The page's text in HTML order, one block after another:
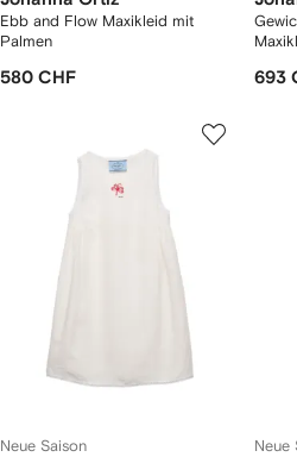
Ebb and Flow Maxikleid mit
Palmen
580 CHF 693
Neue Saison Neue